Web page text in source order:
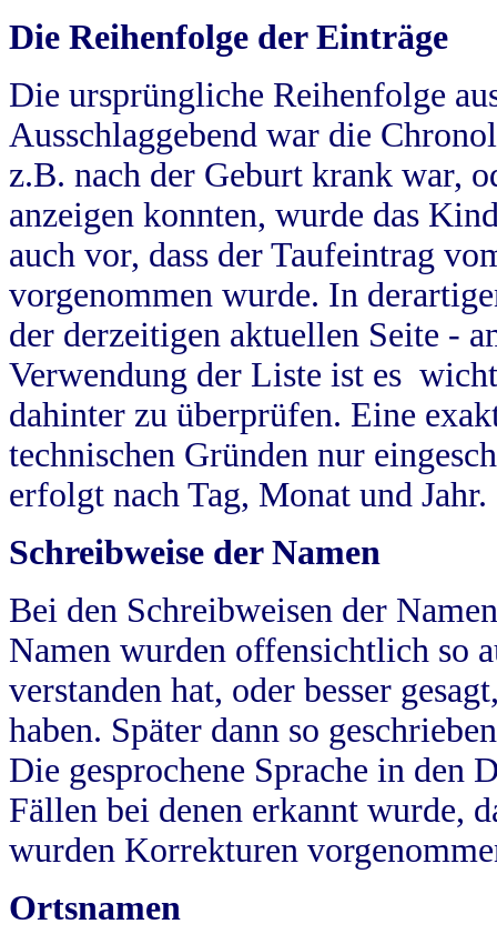
Die Reihenfolge der Einträge
Die ursprüngliche Reihenfolge
Ausschlaggebend war die
z.B. nach der Geburt krank war,
anzeigen konnten, wurde das
auch vor, dass der Taufeintrag
vorgenommen wurde. In
der derzeitigen aktuellen Seite -
Verwendung der Liste ist es
dahinter zu überprüfen. Eine
technischen Gründen nur
erfolgt nach Tag, Monat und Jahr.
Schreibweise der Namen
Bei den Schreibweisen der
Namen wurden offensichtlich so
verstanden hat, oder besser
haben. Später dann so
Die gesprochene Sprache in
Fällen bei denen erkannt wurde,
wurden Korrekturen
Ortsnamen